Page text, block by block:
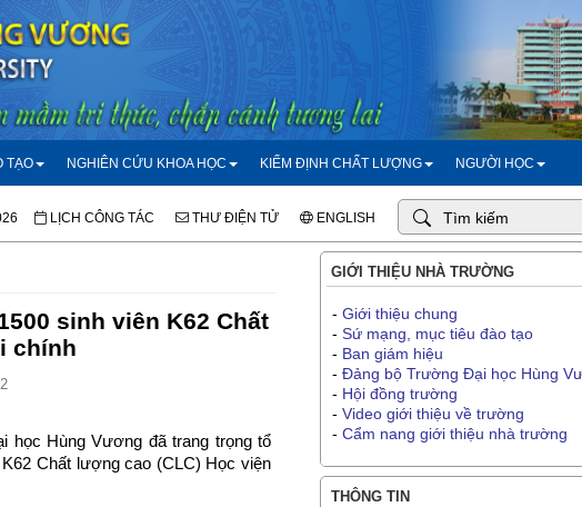
TẠO NGHIÊN CỨU KHOA HỌC KIỂM ĐỊNH CHẤT LƯỢNG NGƯỜI HỌC
LỊCH CÔNG TÁC THƯ ĐIỆN TỬ ENGLISH
sinh viên K62 Chất
chính
học Hùng Vương đã trang trọng tổ
Chất lượng cao (CLC) Học viện
GIỚI THIỆU NHÀ TRƯỜNG
- Giới thiệu chung
- Sứ mạng, mục tiêu đào tạo
- Ban giám hiệu
- Đảng bộ Trường Đại học Hùng
- Hội đồng trường
- Video giới thiệu về trường
- Cẩm nang giới thiệu nhà trường
THÔNG TIN